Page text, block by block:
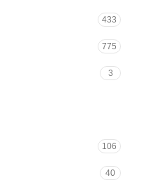
433
775
3
106
40